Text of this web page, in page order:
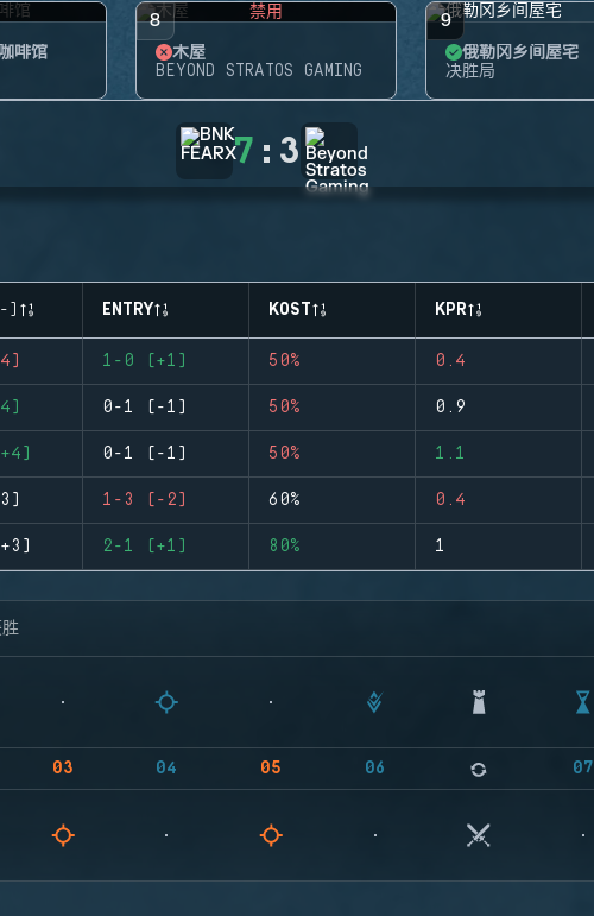
啡馆
8 禁用
木屋
BEYOND STRATOS GAMING
9
俄勒冈乡间屋宅
决胜局
7 : 3
ENTRY KOST KPR
1-0 (+1) 50% 0.4
0-1 (-1) 50% 0.9
0-1 (-1) 50% 1.1
1-3 (-2) 60% 0.4
2-1 (+1) 80% 1
03 04 05 06 07